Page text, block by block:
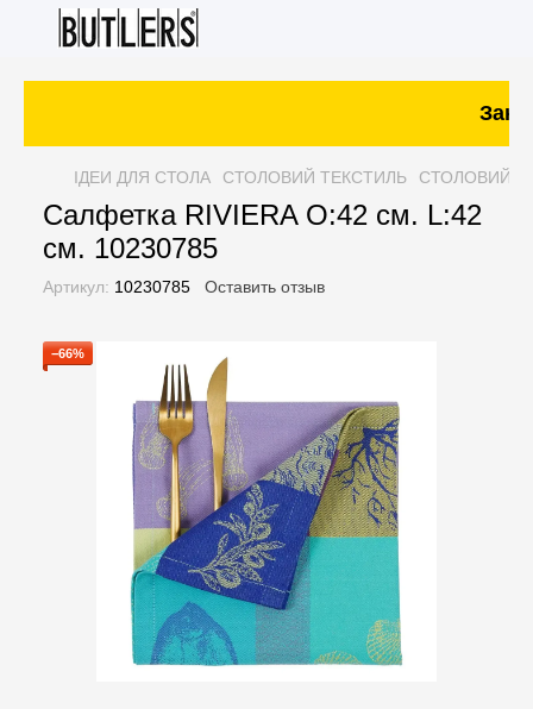
ІДЕИ ДЛЯ СТОЛА СТОЛОВИЙ ТЕКСТИЛЬ СТОЛОВИЙ
Салфетка RIVIERA O:42 см. L:42
см. 10230785
Артикул: 10230785 Оставить отзыв
−66%